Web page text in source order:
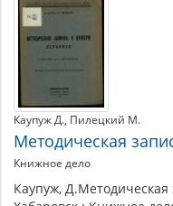
Каупуж Д. Пилецкий М.
Методическая
Книжное дело
Каупуж,